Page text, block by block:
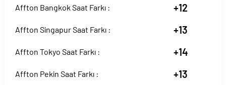
Affton Bangkok Saat Farkı : +12
Affton Singapur Saat Farkı : +13
Affton Tokyo Saat Farkı : +14
Affton Pekin Saat Farkı : +13